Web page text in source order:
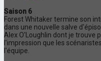
Saison 6
Forest Whitaker termine son
dans une nouvelle salve
Alex O'Loughlin dont je trouve
l'impression que les
l'équipe.